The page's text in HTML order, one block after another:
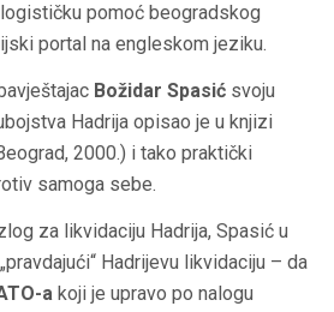
pomoć beogradskog
portal na engleskom jeziku.
Božidar Spasić svoju
Hadrija opisao je u knjizi
2000.) i tako praktički
samoga sebe.
za likvidaciju Hadrija, Spasić u
Hadrijevu likvidaciju – da
a koji je upravo po nalogu